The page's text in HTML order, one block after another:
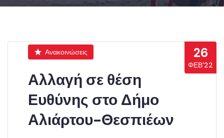
26
ΦΕΒ’22
Ανακοινώσεις
Αλλαγή σε θέση
Ευθύνης στο Δήμο
Αλιάρτου-Θεσπιέων